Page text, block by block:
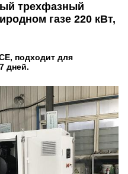
трехфазный
газе 220 кВт,
подходит для
дней.